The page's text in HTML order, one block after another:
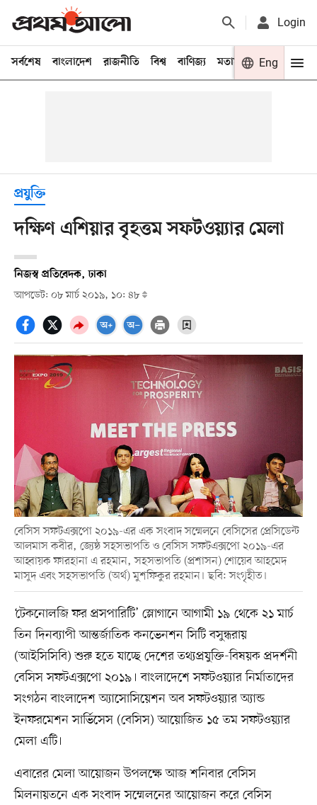
Login
সর্বশেষ বাংলাদেশ রাজনীতি বিশ্ব বাণিজ্য মতামত খেলা
Eng
প্রযুক্তি
দক্ষিণ এশিয়ার বৃহত্তম সফটওয়্যার মেলা
নিজস্ব প্রতিবেদক, ঢাকা
আপডেট: ০৮ মার্চ ২০১৯, ১০: ৪৮
বেসিস সফটএক্সপো ২০১৯-এর এক সংবাদ সম্মেলনে বেসিসের প্রেসিডেন্ট
আলমাস কবীর, জ্যেষ্ঠ সহসভাপতি ও বেসিস সফটএক্সপো ২০১৯-এর
আহ্বায়ক ফারহানা এ রহমান, সহসভাপতি (প্রশাসন) শোয়েব আহমেদ
মাসুদ এবং সহসভাপতি (অর্থ) মুশফিকুর রহমান। ছবি: সংগৃহীত।
‘টেকনোলজি ফর প্রসপারিটি’ স্লোগানে আগামী ১৯ থেকে ২১ মার্চ
তিন দিনব্যাপী আন্তর্জাতিক কনভেনশন সিটি বসুন্ধরায়
(আইসিসিবি) শুরু হতে যাচ্ছে দেশের তথ্যপ্রযুক্তি-বিষয়ক প্রদর্শনী
বেসিস সফটএক্সপো ২০১৯। বাংলাদেশে সফটওয়্যার নির্মাতাদের
সংগঠন বাংলাদেশ অ্যাসোসিয়েশন অব সফটওয়্যার অ্যান্ড
ইনফরমেশন সার্ভিসেস (বেসিস) আয়োজিত ১৫ তম সফটওয়্যার
মেলা এটি।
এবারের মেলা আয়োজন উপলক্ষে আজ শনিবার বেসিস
মিলনায়তনে এক সংবাদ সম্মেলনের আয়োজন করে বেসিস